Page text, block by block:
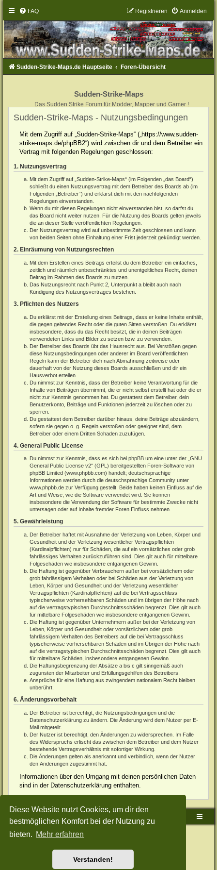
Diese Website nutzt Cookies, um dir den
bestmöglichen Komfort bei der Nutzung zu
bieten. Mehr erfahren
Verstanden!
FAQ Anmelden
Registrieren
Sudden-Strike-Maps.de Hauptseite Foren-Übersicht
Sudden-Strike-Maps
Das Sudden Strike Forum für Modder, Mapper und Gamer !
Sudden-Strike-Maps - Nutzungsbedingungen
Mit dem Zugriff auf „Sudden-Strike-Maps“ („https://www.sudden-
strike-maps.de/phpBB2“) wird zwischen dir und dem Betreiber ein
Vertrag mit folgenden Regelungen geschlossen:
1. Nutzungsvertrag
Mit dem Zugriff auf „Sudden-Strike-Maps“ (im Folgenden „das Board“)
schließt du einen Nutzungsvertrag mit dem Betreiber des Boards ab (im
Folgenden „Betreiber“) und erklärst dich mit den nachfolgenden
Regelungen einverstanden.
Wenn du mit diesen Regelungen nicht einverstanden bist, so darfst du
das Board nicht weiter nutzen. Für die Nutzung des Boards gelten jeweils
die an dieser Stelle veröffentlichten Regelungen.
Der Nutzungsvertrag wird auf unbestimmte Zeit geschlossen und kann
von beiden Seiten ohne Einhaltung einer Frist jederzeit gekündigt werden.
2. Einräumung von Nutzungsrechten
Mit dem Erstellen eines Beitrags erteilst du dem Betreiber ein einfaches,
zeitlich und räumlich unbeschränktes und unentgeltliches Recht, deinen
Beitrag im Rahmen des Boards zu nutzen.
Das Nutzungsrecht nach Punkt 2, Unterpunkt a bleibt auch nach
Kündigung des Nutzungsvertrages bestehen.
3. Pflichten des Nutzers
Du erklärst mit der Erstellung eines Beitrags, dass er keine Inhalte enthält,
die gegen geltendes Recht oder die guten Sitten verstoßen. Du erklärst
insbesondere, dass du das Recht besitzt, die in deinen Beiträgen
verwendeten Links und Bilder zu setzen bzw. zu verwenden.
Der Betreiber des Boards übt das Hausrecht aus. Bei Verstößen gegen
diese Nutzungsbedingungen oder anderer im Board veröffentlichten
Regeln kann der Betreiber dich nach Abmahnung zeitweise oder
dauerhaft von der Nutzung dieses Boards ausschließen und dir ein
Hausverbot erteilen.
Du nimmst zur Kenntnis, dass der Betreiber keine Verantwortung für die
Inhalte von Beiträgen übernimmt, die er nicht selbst erstellt hat oder die er
nicht zur Kenntnis genommen hat. Du gestattest dem Betreiber, dein
Benutzerkonto, Beiträge und Funktionen jederzeit zu löschen oder zu
sperren.
Du gestattest dem Betreiber darüber hinaus, deine Beiträge abzuändern,
sofern sie gegen o. g. Regeln verstoßen oder geeignet sind, dem
Betreiber oder einem Dritten Schaden zuzufügen.
4. General Public License
Du nimmst zur Kenntnis, dass es sich bei phpBB um eine unter der „GNU
General Public License v2“ (GPL) bereitgestellten Foren-Software von
phpBB Limited (www.phpbb.com) handelt; deutschsprachige
Informationen werden durch die deutschsprachige Community unter
www.phpbb.de zur Verfügung gestellt. Beide haben keinen Einfluss auf die
Art und Weise, wie die Software verwendet wird. Sie können
insbesondere die Verwendung der Software für bestimmte Zwecke nicht
untersagen oder auf Inhalte fremder Foren Einfluss nehmen.
5. Gewährleistung
Der Betreiber haftet mit Ausnahme der Verletzung von Leben, Körper und
Gesundheit und der Verletzung wesentlicher Vertragspflichten
(Kardinalpflichten) nur für Schäden, die auf ein vorsätzliches oder grob
fahrlässiges Verhalten zurückzuführen sind. Dies gilt auch für mittelbare
Folgeschäden wie insbesondere entgangenen Gewinn.
Die Haftung ist gegenüber Verbrauchern außer bei vorsätzlichem oder
grob fahrlässigem Verhalten oder bei Schäden aus der Verletzung von
Leben, Körper und Gesundheit und der Verletzung wesentlicher
Vertragspflichten (Kardinalpflichten) auf die bei Vertragsschluss
typischerweise vorhersehbaren Schäden und im übrigen der Höhe nach
auf die vertragstypischen Durchschnittsschäden begrenzt. Dies gilt auch
für mittelbare Folgeschäden wie insbesondere entgangenen Gewinn.
Die Haftung ist gegenüber Unternehmern außer bei der Verletzung von
Leben, Körper und Gesundheit oder vorsätzlichem oder grob
fahrlässigem Verhalten des Betreibers auf die bei Vertragsschluss
typischerweise vorhersehbaren Schäden und im Übrigen der Höhe nach
auf die vertragstypischen Durchschnittsschäden begrenzt. Dies gilt auch
für mittelbare Schäden, insbesondere entgangenen Gewinn.
Die Haftungsbegrenzung der Absätze a bis c gilt sinngemäß auch
zugunsten der Mitarbeiter und Erfüllungsgehilfen des Betreibers.
Ansprüche für eine Haftung aus zwingendem nationalem Recht bleiben
unberührt.
6. Änderungsvorbehalt
Der Betreiber ist berechtigt, die Nutzungsbedingungen und die
Datenschutzerklärung zu ändern. Die Änderung wird dem Nutzer per E-
Mail mitgeteilt.
Der Nutzer ist berechtigt, den Änderungen zu widersprechen. Im Falle
des Widerspruchs erlischt das zwischen dem Betreiber und dem Nutzer
bestehende Vertragsverhältnis mit sofortiger Wirkung.
Die Änderungen gelten als anerkannt und verbindlich, wenn der Nutzer
den Änderungen zugestimmt hat.
Informationen über den Umgang mit deinen persönlichen Daten
sind in der Datenschutzerklärung enthalten.
Sudden-Strike-Maps.de Hauptseite Foren-Übersicht
Powered byphpBB® Forum Software © phpBB Limited
Style: Green-Style-Split by Joyce&LunaphpBB-Style-Design
Nutzungsbedingungen